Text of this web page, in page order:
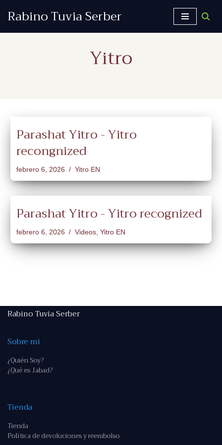
Rabino Tuvia Serber
Yitro
Parashat Yitro - Yitro
recongnized
febrero 6, 2026 Yitro EN
Parashat Yitro - Yitro recognized
febrero 6, 2026 Videos, Yitro EN
Rabino Tuvia Serber
Sobre mi
¿Quién Soy?
¿Qué es Jabad?
Tienda
Tienda
Política de devoluciones y reembolso